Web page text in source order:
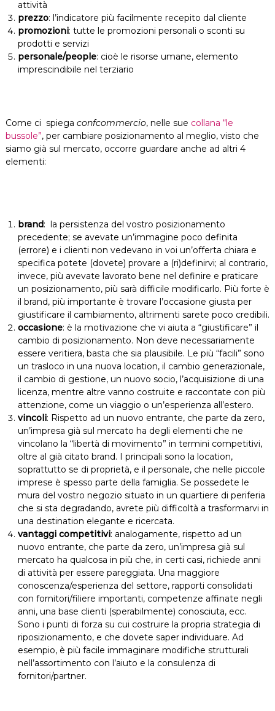
attività
prezzo: l’indicatore più facilmente recepito dal cliente
promozioni: tutte le promozioni personali o sconti su
prodotti e servizi
personale/people: cioè le risorse umane, elemento
imprescindibile nel terziario
Come ci spiega confcommercio, nelle sue collana “le
bussole”, per cambiare posizionamento al meglio, visto che
siamo già sul mercato, occorre guardare anche ad altri 4
elementi:
brand: la persistenza del vostro posizionamento
precedente; se avevate un’immagine poco definita
(errore) e i clienti non vedevano in voi un’offerta chiara e
specifica potete (dovete) provare a (ri)definirvi; al contrario,
invece, più avevate lavorato bene nel definire e praticare
un posizionamento, più sarà difficile modificarlo. Più forte è
il brand, più importante è trovare l’occasione giusta per
giustificare il cambiamento, altrimenti sarete poco credibili.
occasione: è la motivazione che vi aiuta a “giustificare” il
cambio di posizionamento. Non deve necessariamente
essere veritiera, basta che sia plausibile. Le più “facili” sono
un trasloco in una nuova location, il cambio generazionale,
il cambio di gestione, un nuovo socio, l’acquisizione di una
licenza, mentre altre vanno costruite e raccontate con più
attenzione, come un viaggio o un’esperienza all’estero.
vincoli: Rispetto ad un nuovo entrante, che parte da zero,
un’impresa già sul mercato ha degli elementi che ne
vincolano la “libertà di movimento” in termini competitivi,
oltre al già citato brand. I principali sono la location,
soprattutto se di proprietà, e il personale, che nelle piccole
imprese è spesso parte della famiglia. Se possedete le
mura del vostro negozio situato in un quartiere di periferia
che si sta degradando, avrete più difficoltà a trasformarvi in
una destination elegante e ricercata.
vantaggi competitivi: analogamente, rispetto ad un
nuovo entrante, che parte da zero, un’impresa già sul
mercato ha qualcosa in più che, in certi casi, richiede anni
di attività per essere pareggiata. Una maggiore
conoscenza/esperienza del settore, rapporti consolidati
con fornitori/filiere importanti, competenze affinate negli
anni, una base clienti (sperabilmente) conosciuta, ecc.
Sono i punti di forza su cui costruire la propria strategia di
riposizionamento, e che dovete saper individuare. Ad
esempio, è più facile immaginare modifiche strutturali
nell’assortimento con l’aiuto e la consulenza di
fornitori/partner.